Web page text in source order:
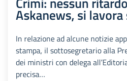
Askanews, si
In relazione ad alcune notizie
stampa, il sottosegretario alla
dei ministri con delega
precisa…